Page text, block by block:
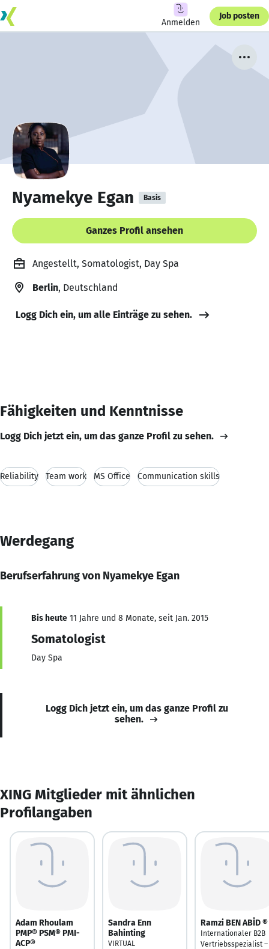
Anmelden
Job posten
Nyamekye Egan Basis
Ganzes Profil ansehen
Angestellt, Somatologist, Day Spa
Berlin, Deutschland
Logg Dich ein, um alle Einträge zu sehen.
Fähigkeiten und Kenntnisse
Logg Dich jetzt ein, um das ganze Profil zu sehen.
Reliability Team work MS Office Communication skills
Werdegang
Berufserfahrung von Nyamekye Egan
Bis heute 11 Jahre und 8 Monate, seit Jan. 2015
Somatologist
Day Spa
Logg Dich jetzt ein, um das ganze Profil zu
sehen.
XING Mitglieder mit ähnlichen
Profilangaben
Adam Rhoulam
PMP® PSM® PMI-
ACP®
Sandra Enn
Bahinting
VIRTUAL
Ramzi BEN ABİD ®
Internationaler B2B
Vertriebsspezialist –